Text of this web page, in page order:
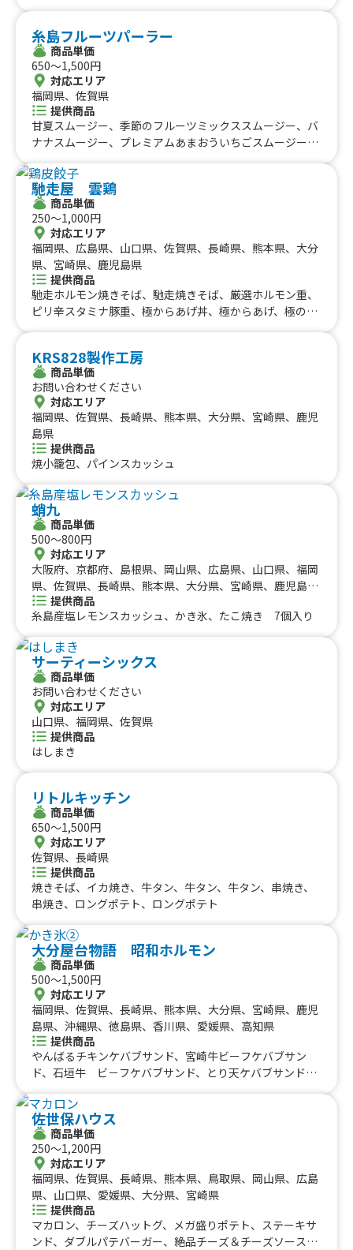
糸島フルーツパーラー
商品単価
650〜1,500円
対応エリア
福岡県、佐賀県
提供商品
甘夏スムージー、季節のフルーツミックススムージー、バ
ナナスムージー、プレミアムあまおういちごスムージー、
スムージー、糸島あまおうみるくスムージー、糸島デコ&
マンゴースムージー、糸島デコスムージー、糸島クラフト
ジュース(糸島あまおう・糸島みかん・糸島レモン・糸島
ゆず・糸島かぼす)、糸島クラフトソーダ(糸島あまおう・
糸島みかん・糸島レモン・糸島ゆず・糸島かぼす)
馳走屋 雲鶏
商品単価
250〜1,000円
対応エリア
福岡県、広島県、山口県、佐賀県、長崎県、熊本県、大分
県、宮崎県、鹿児島県
提供商品
馳走ホルモン焼きそば、馳走焼きそば、厳選ホルモン重、
ピリ辛スタミナ豚重、極からあげ丼、極からあげ、極のた
KRS828製作工房
商品単価
お問い合わせください
対応エリア
福岡県、佐賀県、長崎県、熊本県、大分県、宮崎県、鹿児
島県
提供商品
焼小籠包、パインスカッシュ
蛸九
商品単価
500〜800円
対応エリア
大阪府、京都府、島根県、岡山県、広島県、山口県、福岡
県、佐賀県、長崎県、熊本県、大分県、宮崎県、鹿児島
県、沖縄県
提供商品
糸島産塩レモンスカッシュ、かき氷、たこ焼き 7個入り
サーティーシックス
商品単価
お問い合わせください
対応エリア
山口県、福岡県、佐賀県
提供商品
はしまき
リトルキッチン
商品単価
650〜1,500円
対応エリア
佐賀県、長崎県
提供商品
焼きそば、イカ焼き、牛タン、牛タン、牛タン、串焼き、
串焼き、ロングポテト、ロングポテト
大分屋台物語 昭和ホルモン
商品単価
500〜1,500円
対応エリア
福岡県、佐賀県、長崎県、熊本県、大分県、宮崎県、鹿児
島県、沖縄県、徳島県、香川県、愛媛県、高知県
提供商品
やんばるチキンケバブサンド、宮崎牛ビーフケバブサン
ド、石垣牛 ビ－フケバブサンド、とり天ケバブサンド、
クチキン、タンドリ－チキン、宮崎牛タン串（45cm）、
牛タン焼き、海鮮焼きそば、ホルモン串、海鮮ホタテ焼
き、イカ焼き、揚げたこ焼き、宇佐唐揚げ、トルネ－ドポ
テト、ハリケ－ンポテト、どっ缶 ぎゅーっと 冷やしみか
ん、どっ缶 ぎゅーっと 冷やしパイン、どっ缶 ぎゅーっと
冷やしマンゴー、かき氷、かき氷①、かき氷②、トルネ－
ドわたがし、トルネ－ドフラワ－わたあめ
佐世保ハウス
商品単価
250〜1,200円
対応エリア
福岡県、佐賀県、長崎県、熊本県、鳥取県、岡山県、広島
県、山口県、愛媛県、大分県、宮崎県
提供商品
マカロン、チーズハットグ、メガ盛りポテト、ステーキサ
ンド、ダブルパテバーガー、絶品チーズ＆チーズソースバ